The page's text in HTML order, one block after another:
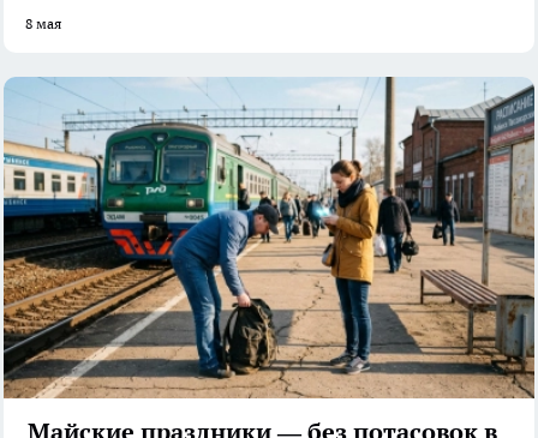
8 мая
Майские праздники — без потасовок в